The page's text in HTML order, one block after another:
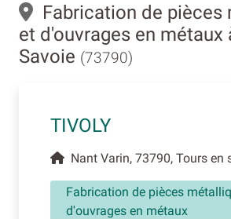
Fabrication de pièces
et d'ouvrages en métaux
Savoie (73790)
TIVOLY
Nant Varin, 73790, Tours en
Fabrication de pièces
d'ouvrages en métaux